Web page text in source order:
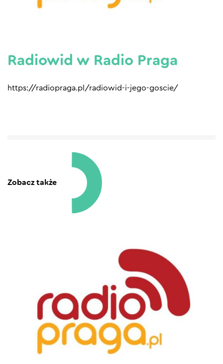
Radiowid w Radio Praga
https://radiopraga.pl/radiowid-i-jego-goscie/
Zobacz także